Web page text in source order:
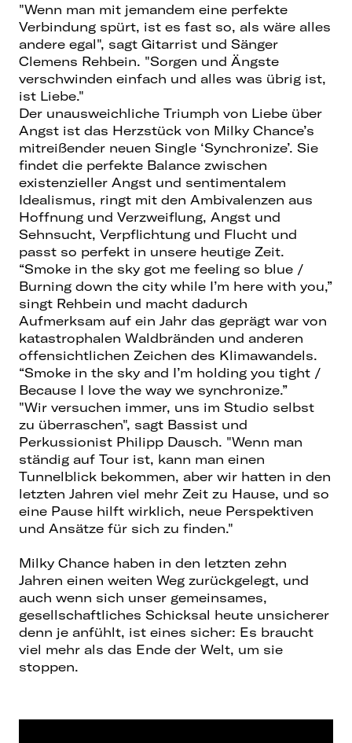
"Wenn man mit jemandem eine perfekte
Verbindung spürt, ist es fast so, als wäre alles
andere egal", sagt Gitarrist und Sänger
Clemens Rehbein. "Sorgen und Ängste
verschwinden einfach und alles was übrig ist,
ist Liebe."
Der unausweichliche Triumph von Liebe über
Angst ist das Herzstück von Milky Chance’s
mitreißender neuen Single ‘Synchronize’. Sie
findet die perfekte Balance zwischen
existenzieller Angst und sentimentalem
Idealismus, ringt mit den Ambivalenzen aus
Hoffnung und Verzweiflung, Angst und
Sehnsucht, Verpflichtung und Flucht und
passt so perfekt in unsere heutige Zeit.
“Smoke in the sky got me feeling so blue /
Burning down the city while I’m here with you,”
singt Rehbein und macht dadurch
Aufmerksam auf ein Jahr das geprägt war von
katastrophalen Waldbränden und anderen
offensichtlichen Zeichen des Klimawandels.
“Smoke in the sky and I’m holding you tight /
Because I love the way we synchronize.”
"Wir versuchen immer, uns im Studio selbst
zu überraschen", sagt Bassist und
Perkussionist Philipp Dausch. "Wenn man
ständig auf Tour ist, kann man einen
Tunnelblick bekommen, aber wir hatten in den
letzten Jahren viel mehr Zeit zu Hause, und so
eine Pause hilft wirklich, neue Perspektiven
und Ansätze für sich zu finden."
Milky Chance haben in den letzten zehn
Jahren einen weiten Weg zurückgelegt, und
auch wenn sich unser gemeinsames,
gesellschaftliches Schicksal heute unsicherer
denn je anfühlt, ist eines sicher: Es braucht
viel mehr als das Ende der Welt, um sie
stoppen.